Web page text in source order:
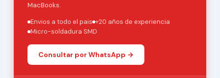
MacBooks.
Envios a todo el pais +20 años de experiencia
Micro-soldadura SMD
Consultar por WhatsApp →